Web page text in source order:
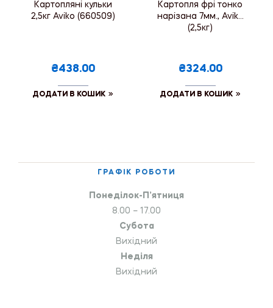
Картопляні кульки
2,5кг Aviko (660509)
₴438.00
ДОДАТИ В КОШИК
Картопля фрі тонко
нарізана 7мм., Aviko
(2,5кг)
₴324.00
ДОДАТИ В КОШИК
ГРАФІК РОБОТИ
Понеділок-П’ятниця
8.00 – 17.00
Субота
Вихідний
Неділя
Вихідний